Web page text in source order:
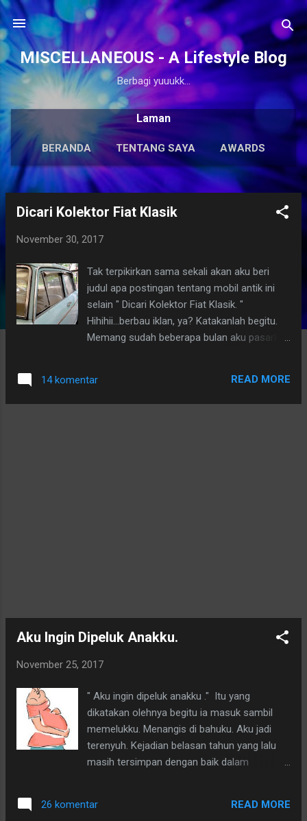
Langsung ke konten utama
MISCELLANEOUS - A Lifestyle Blog
Berbagi yuuukk...
Laman
BERANDA TENTANG SAYA AWARDS
ANTOLOGI LAINNYA… KARYA SOLO
Dicari Kolektor Fiat Klasik
November 30, 2017
Tak terpikirkan sama sekali akan aku beri
judul apa postingan tentang mobil antik ini
selain " Dicari Kolektor Fiat Klasik. "
Hihihii...berbau iklan, ya? Katakanlah begitu.
Memang sudah beberapa bulan aku pasarkan
14 komentar READ MORE
Aku Ingin Dipeluk Anakku.
November 25, 2017
" Aku ingin dipeluk anakku ." Itu yang
dikatakan olehnya begitu ia masuk sambil
memelukku. Menangis di bahuku. Aku jadi
terenyuh. Kejadian belasan tahun yang lalu
masih tersimpan dengan baik dalam
tentang sesuatu yang ada kaitannya dengan
26 komentar READ MORE